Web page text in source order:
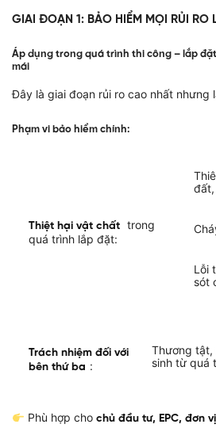
GIAI ĐOẠN 1: BẢO HIỂM MỌI RỦI RO
Áp dụng trong quá trình thi công – lắp
mái
Đây là giai đoạn rủi ro cao nhất nhưng
Phạm vi bảo hiểm chính:
Thiệt hại vật chất trong
quá trình lắp đặt:
Lỗi
sót
Trách nhiệm đối với
bên thứ ba :
Thương tật,
sinh từ quá
Phù hợp cho chủ đầu tư, EPC, đơn